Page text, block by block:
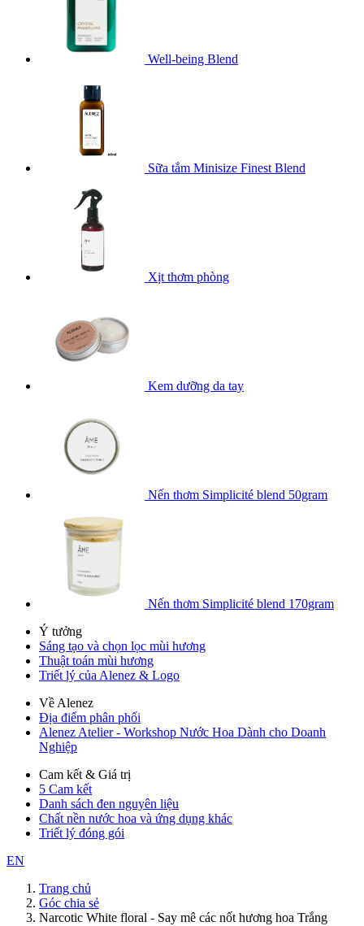
Well-being Blend
Sữa tắm Minisize Finest Blend
Xịt thơm phòng
Kem dưỡng da tay
Nến thơm Simplicité blend 50gram
Nến thơm Simplicité blend 170gram
Ý tưởng
Sáng tạo và chọn lọc mùi hương
Thuật toán mùi hương
Triết lý của Alenez & Logo
Về Alenez
Địa điểm phân phối
Alenez Atelier - Workshop Nước Hoa Dành cho Doanh
Nghiệp
Cam kết & Giá trị
5 Cam kết
Danh sách đen nguyên liệu
Chất nền nước hoa và ứng dụng khác
Triết lý đóng gói
EN
Trang chủ
Góc chia sẻ
Narcotic White floral - Say mê các nốt hương hoa Trắng